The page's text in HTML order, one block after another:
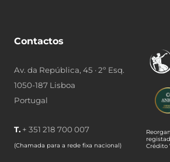
Contactos
Av. da República, 45 · 2º Esq.
1050-187 Lisboa
Portugal
T. + 351 218 700 007
(Chamada para a rede fixa nacional)
Crédito